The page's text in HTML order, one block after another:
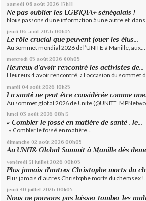
samedi 08 août 2026 17h11
Ne pas oublier les LGBTQIA+ sénégalais !
Nous passons d’une information à une autre et, dans
jeudi 06 août 2026 00h05
Le rôle crucial que peuvent jouer les élus...
Au Sommet mondial 2026 de l’UNITE à Manille, aux...
mercredi 05 août 2026 00h05
Heureux d’avoir rencontré les activistes de...
Heureux d’avoir rencontré, à l’occasion du sommet
mardi 04 août 2026 10h25
La santé ne peut être considérée comme
Au sommet global 2026 de Unite
lundi 03 août 2026 08h13
« Combler le fossé en matière de santé : le...
« Combler le fossé en matière...
dimanche 02 août 2026 00h05
Au UNIT& Global Summit à Manille dès
vendredi 31 juillet 2026 00h05
Plus jamais d'autres Christophe morts du
Plus jamais d'autres Christophe morts du chemsex
jeudi 30 juillet 2026 00h05
Nous ne pouvons pas laisser tomber les